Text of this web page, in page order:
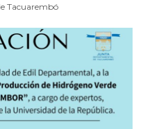
Tacuarembó